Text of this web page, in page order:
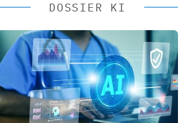
DOSSIER KI